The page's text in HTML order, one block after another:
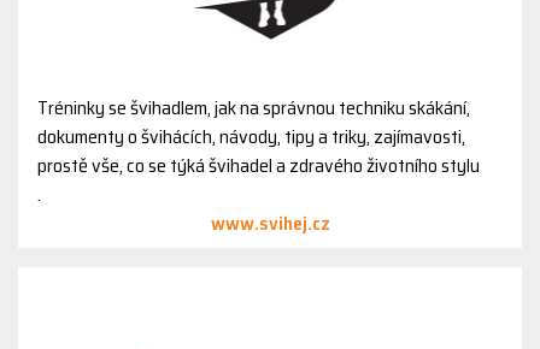
Tréninky se švihadlem, jak na správnou techniku skákání,
dokumenty o švihácích, návody, tipy a triky, zajímavosti,
prostě vše, co se týká švihadel a zdravého životního stylu
.
www.svihej.cz